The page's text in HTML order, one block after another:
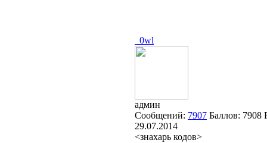
_0wl
админ
Сообщений: 7907 Баллов: 7908
29.07.2014
<знахарь кодов>